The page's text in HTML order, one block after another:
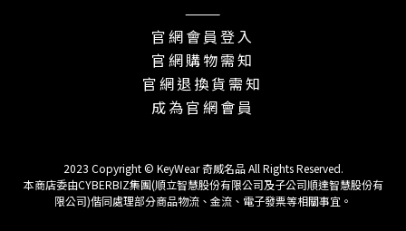
———
官網會員登入
官網購物需知
官網退換貨需知
成為官網會員
2023 Copyright © KeyWear 奇威名品 All Rights Reserved.
本商店委由CYBERBIZ集團(順立智慧股份有限公司及子公司順達智慧股份有
限公司)偕同處理部分商品物流、金流、電子發票等相關事宜。